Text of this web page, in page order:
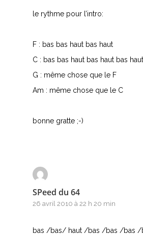
le rythme pour l’intro:
F : bas bas haut bas haut
C : bas bas haut bas haut bas
G : même chose que le F
Am : même chose que le C
bonne gratte ;-)
SPeed du 64
26 avril 2010 à 22 h 20 min
bas /bas/ haut /bas /bas /bas /
Q